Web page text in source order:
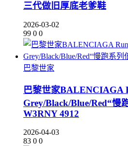
三代做旧厚底老爹鞋
2026-03-02
99 0 0
巴黎世家
巴黎世家BALENCIAGA
Grey/Black/Blue/Red“慢
W3RNY 4912
2026-04-03
83 0 0